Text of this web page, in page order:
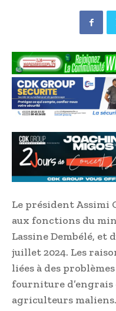
Le président Assimi
aux fonctions du
Lassine Dembélé, et
juillet 2024. Les
liées à des
fourniture d’engrais
agriculteurs maliens.